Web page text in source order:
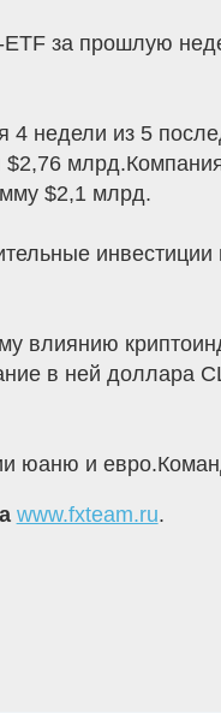
за прошлую
недели из 5
$2,1 млрд.
влиянию
в ней
юаню и
www.fxteam.ru.